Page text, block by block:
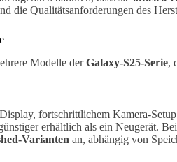
die Qualitätsanforderungen des
Modelle derGalaxy-S25-Serie,
fortschrittlichem Kamera-
erhältlich als ein Neugerät.
Varianten an, abhängig von